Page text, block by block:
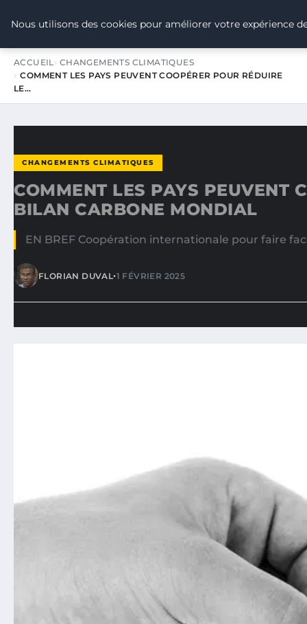
TOUR DE FRANCE POUR LE
ACCUEIL CHANGEMENTS CLIMATIQUES
COMMENT LES PAYS PEUVENT COOPÉRER POUR RÉDUIRE
LE…
CHANGEMENTS CLIMATIQUES
COMMENT LES PAYS PEUVENT
BILAN CARBONE MONDIAL
EN BREF Coopération internationale pour faire
FLORIAN DUVAL•1 FÉVRIER 2025
Nous utilisons des cookies pour améliorer votre expérience